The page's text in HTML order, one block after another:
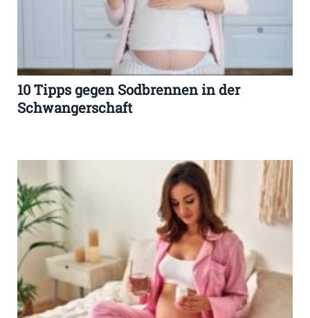
10 Tipps gegen Sodbrennen in der
Schwangerschaft